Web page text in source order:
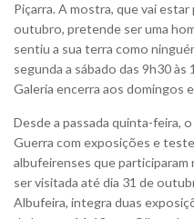
Piçarra. A mostra, que vai
outubro, pretende ser uma
sentiu a sua terra como
segunda a sábado das 9h30
Galeria encerra aos domingos
Desde a passada quinta-feira,
Guerra com exposições e
albufeirenses que
ser visitada até dia 31 de
Albufeira, integra duas